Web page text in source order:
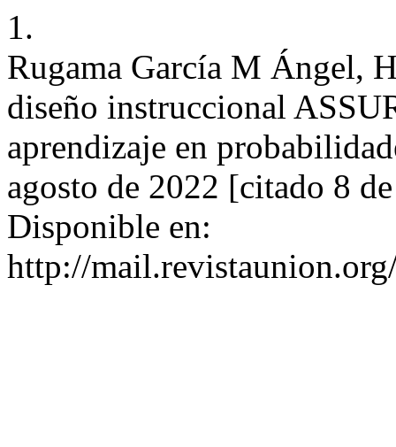
1.
Rugama García M Ángel,
diseño instruccional
aprendizaje en
agosto de 2022 [citado 8
Disponible en:
http://